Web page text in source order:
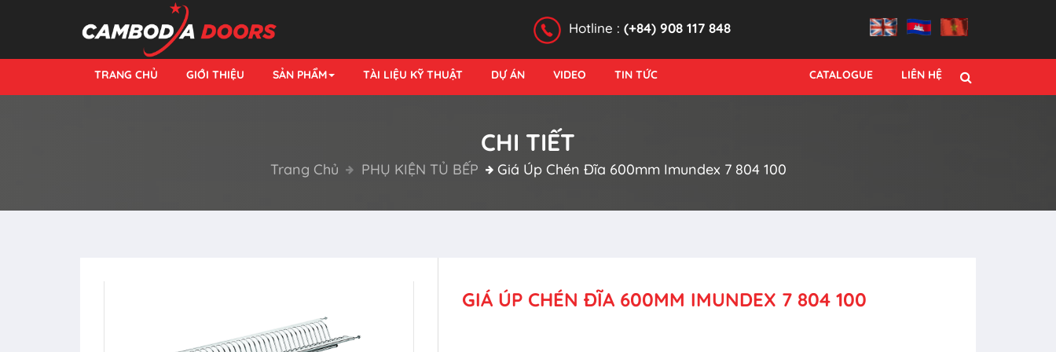
Hotline : (+84) 908 117 848
TRANG CHỦ GIỚI THIỆU SẢN PHẨM TÀI LIỆU KỸ THUẬT DỰ ÁN VIDEO TIN TỨC CATALOGUE LIÊN HỆ
CHI TIẾT
Trang Chủ PHỤ KIỆN TỦ BẾP Giá Úp Chén Đĩa 600mm Imundex 7 804 100
GIÁ ÚP CHÉN ĐĨA 600MM IMUNDEX 7 804 100